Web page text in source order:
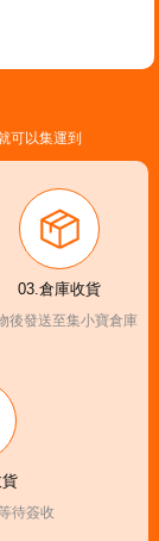
可以集運到
03.倉庫收貨
後發送至集小寶倉庫
待簽收